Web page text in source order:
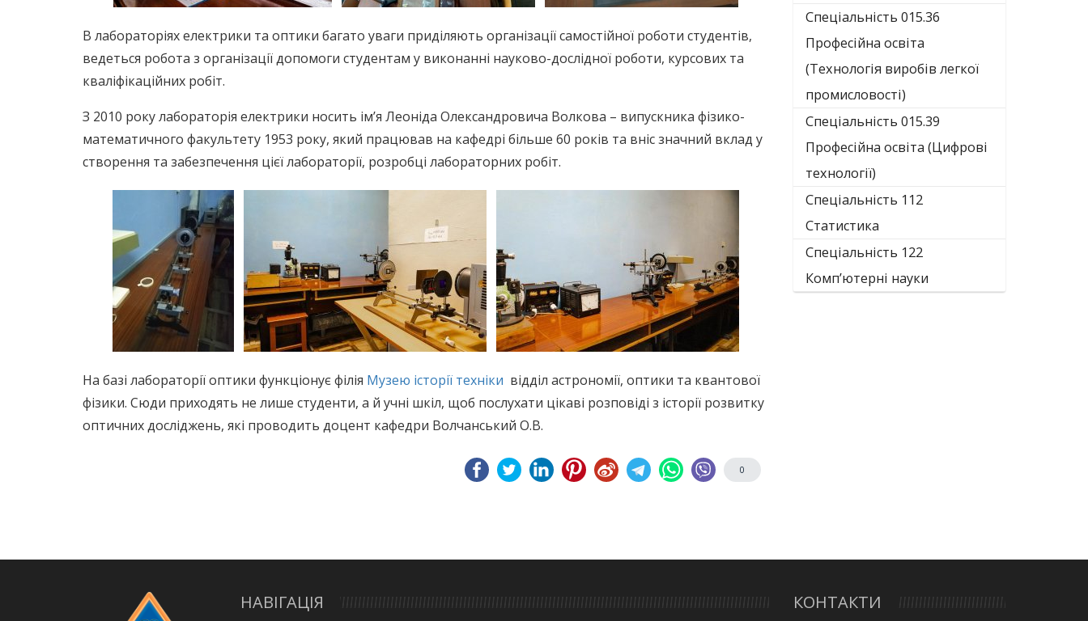
В лабораторіях електрики та оптики багато уваги приділяють організації самостійної роботи студентів,
ведеться робота з організації допомоги студентам у виконанні науково-дослідної роботи, курсових та
кваліфікаційних робіт.
З 2010 року лабораторія електрики носить ім’я Леоніда Олександровича Волкова – випускника фізико-
математичного факультету 1953 року, який працював на кафедрі більше 60 років та вніс значний вклад у
створення та забезпечення цієї лабораторії, розробці лабораторних робіт.
На базі лабораторії оптики функціонує філія Музею історії техніки відділ астрономії, оптики та квантової
фізики. Сюди приходять не лише студенти, а й учні шкіл, щоб послухати цікаві розповіді з історії розвитку
оптичних досліджень, які проводить доцент кафедри Волчанський О.В.
0
Спеціальність 015.36
Професійна освіта
(Технологія виробів легкої
промисловості)
Спеціальність 015.39
Професійна освіта (Цифрові
технології)
Спеціальність 112
Статистика
Спеціальність 122
Комп’ютерні науки
НАВІГАЦІЯ КОНТАКТИ